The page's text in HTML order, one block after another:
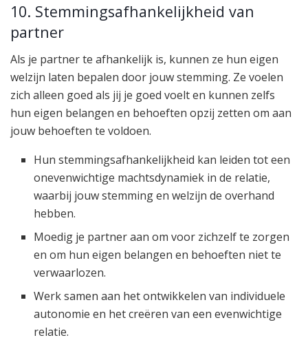
10. Stemmingsafhankelijkheid van
partner
Als je partner te afhankelijk is, kunnen ze hun eigen
welzijn laten bepalen door jouw stemming. Ze voelen
zich alleen goed als jij je goed voelt en kunnen zelfs
hun eigen belangen en behoeften opzij zetten om aan
jouw behoeften te voldoen.
Hun stemmingsafhankelijkheid kan leiden tot een
onevenwichtige machtsdynamiek in de relatie,
waarbij jouw stemming en welzijn de overhand
hebben.
Moedig je partner aan om voor zichzelf te zorgen
en om hun eigen belangen en behoeften niet te
verwaarlozen.
Werk samen aan het ontwikkelen van individuele
autonomie en het creëren van een evenwichtige
relatie.